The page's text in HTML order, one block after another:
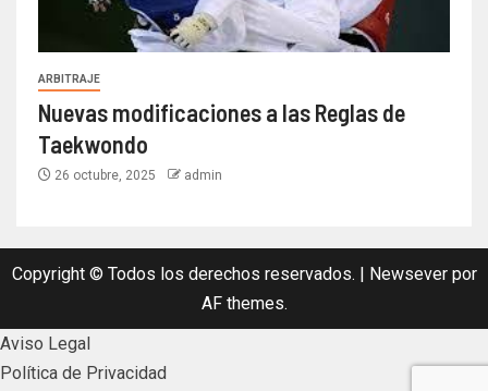
ARBITRAJE
Nuevas modificaciones a las Reglas de
Taekwondo
26 octubre, 2025 admin
Copyright © Todos los derechos reservados. | Newseverpor
AF themes.
Aviso Legal
Política de Privacidad